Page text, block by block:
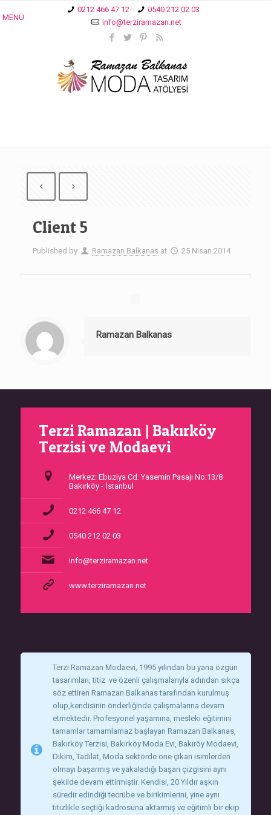
0212 466 47 12
0540 212 02 03
info@terziramazan.net
MENÜ
Client 5
Published by Ramazan Balkanas at 25 Nisan 2014
Ramazan Balkanas
Terzi Ramazan | Bakırköy
Terzisi ve Modaevi
Merkez: Ebuziya Cd. Yasemin Pasajı No:13/8
Bakırköy - İstanbul
0212 466 47 12
0540 212 02 03
info@terziramazan.net
www.terziramazan.net
Terzi Ramazan Modaevi, 1995 yılından bu yana özgün
tasarımları, titiz ve özenli çalışmalarıyla adından sıkça
söz ettiren Ramazan Balkanas tarafından kurulmuş
olup,kendisinin önderliğinde çalışmalarına devam
etmektedir. Profesyonel yaşamına, mesleki eğitimini
tamamlar tamamlamaz başlayan Ramazan Balkanas,
Bakırköy Terzisi, Bakırköy Moda Evi, Bakıröy Modaevi,
Dikim, Tadilat, Moda sektörde öne çıkan isimlerden
olmayı başarmış ve yakaladığı başarı çizgisini aynı
şekilde devam ettirmiştir. Kendisi, 20 Yıldır aşkın
süredir edindiği tecrübe ve birikimlerini, yine aynı
titizlikle seçtiği kadrosuna aktarmış ve eğitimli bir ekip